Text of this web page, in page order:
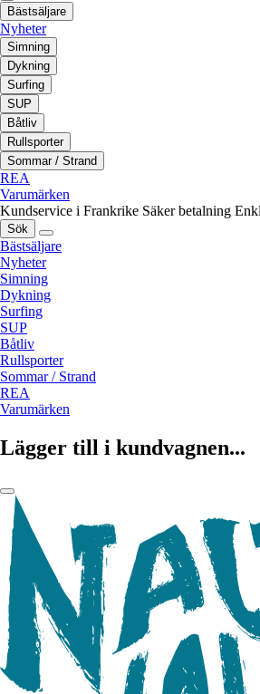
Bästsäljare
Nyheter
Simning
Dykning
Surfing
SUP
Båtliv
Rullsporter
Sommar / Strand
REA
Varumärken
Kundservice i Frankrike Säker betalning
Sök
Bästsäljare
Nyheter
Simning
Dykning
Surfing
SUP
Båtliv
Rullsporter
Sommar / Strand
REA
Varumärken
Lägger till i kundvagnen...